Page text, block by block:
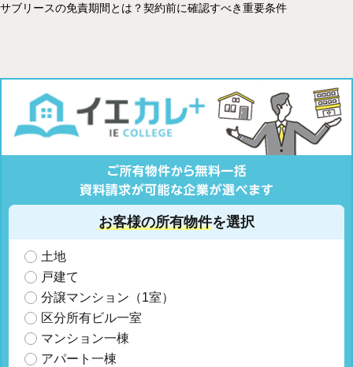
サブリースの免責期間とは？契約前に確認すべき重要条件
お客様の所有物件を選択
土地
戸建て
分譲マンション（1室）
区分所有ビル一室
マンション一棟
アパート一棟